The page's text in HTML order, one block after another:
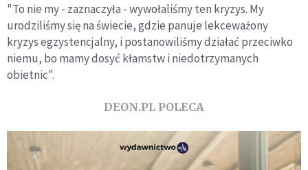
"To nie my - zaznaczyła - wywołaliśmy ten kryzys. My
urodziliśmy się na świecie, gdzie panuje lekceważony
kryzys egzystencjalny, i postanowiliśmy działać przeciwko
niemu, bo mamy dosyć kłamstw i niedotrzymanych
obietnic".
DEON.PL POLECA